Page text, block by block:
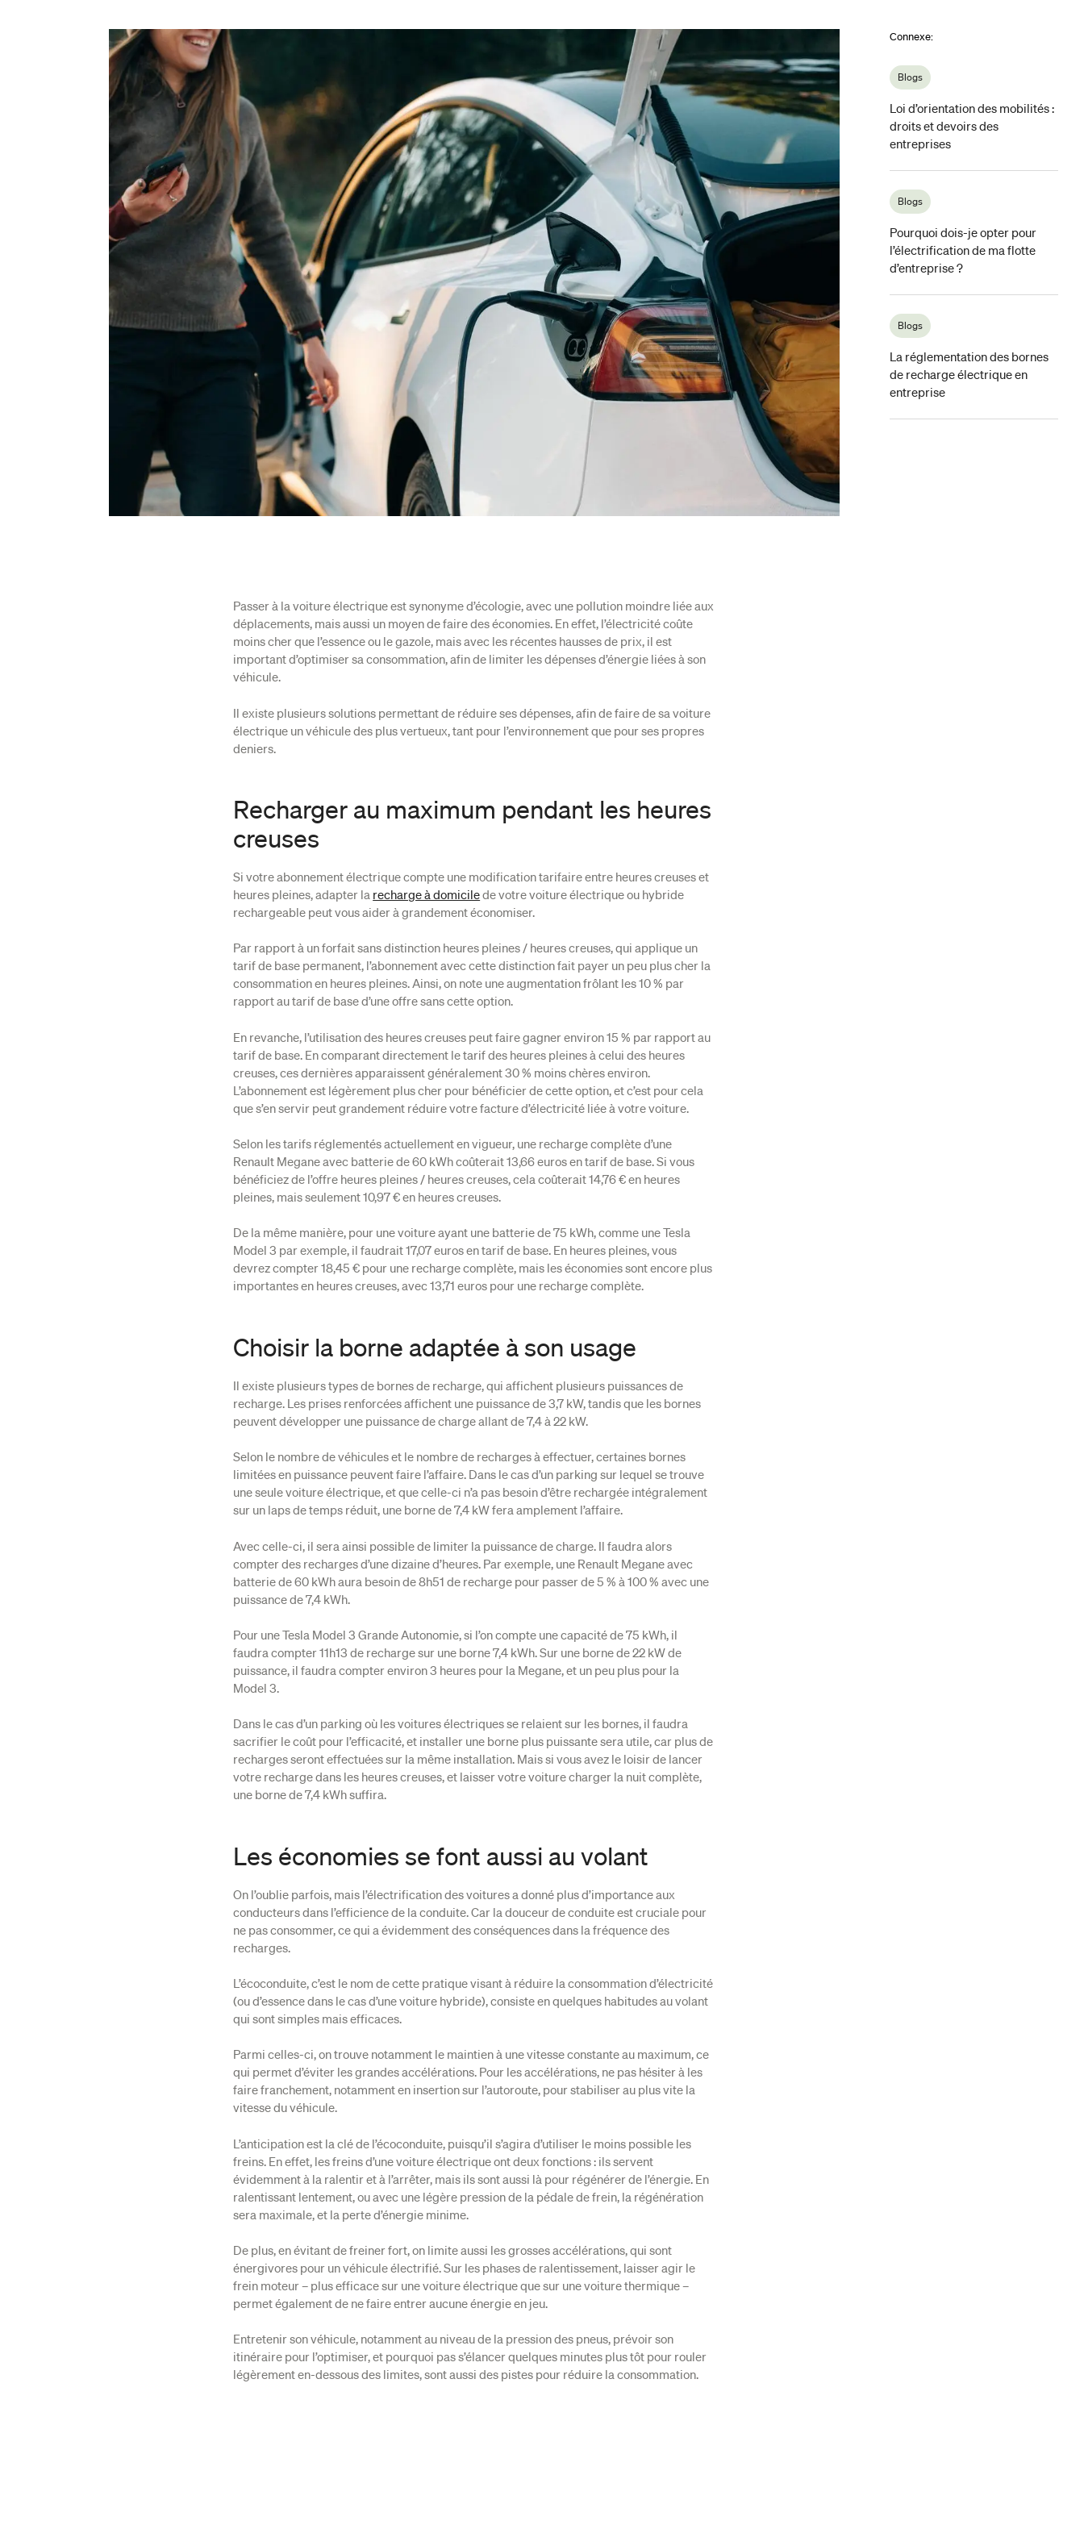
Connexe:
Blogs
Loi d’orientation des mobilités :
droits et devoirs des
entreprises
Blogs
Pourquoi dois-je opter pour
l’électrification de ma flotte
d’entreprise ?
Blogs
La réglementation des bornes
de recharge électrique en
entreprise
Passer à la voiture électrique est synonyme d’écologie, avec une pollution moindre liée aux
déplacements, mais aussi un moyen de faire des économies. En effet, l’électricité coûte
moins cher que l’essence ou le gazole, mais avec les récentes hausses de prix, il est
important d’optimiser sa consommation, afin de limiter les dépenses d’énergie liées à son
véhicule.
Il existe plusieurs solutions permettant de réduire ses dépenses, afin de faire de sa voiture
électrique un véhicule des plus vertueux, tant pour l’environnement que pour ses propres
deniers.
Recharger au maximum pendant les heures
creuses
Si votre abonnement électrique compte une modification tarifaire entre heures creuses et
heures pleines, adapter la recharge à domicilede votre voiture électrique ou hybride
rechargeable peut vous aider à grandement économiser.
Par rapport à un forfait sans distinction heures pleines / heures creuses, qui applique un
tarif de base permanent, l’abonnement avec cette distinction fait payer un peu plus cher la
consommation en heures pleines. Ainsi, on note une augmentation frôlant les 10 % par
rapport au tarif de base d’une offre sans cette option.
En revanche, l’utilisation des heures creuses peut faire gagner environ 15 % par rapport au
tarif de base. En comparant directement le tarif des heures pleines à celui des heures
creuses, ces dernières apparaissent généralement 30 % moins chères environ.
L’abonnement est légèrement plus cher pour bénéficier de cette option, et c’est pour cela
que s’en servir peut grandement réduire votre facture d’électricité liée à votre voiture.
Selon les tarifs réglementés actuellement en vigueur, une recharge complète d’une
Renault Megane avec batterie de 60 kWh coûterait 13,66 euros en tarif de base. Si vous
bénéficiez de l’offre heures pleines / heures creuses, cela coûterait 14,76 € en heures
pleines, mais seulement 10,97 € en heures creuses.
De la même manière, pour une voiture ayant une batterie de 75 kWh, comme une Tesla
Model 3 par exemple, il faudrait 17,07 euros en tarif de base. En heures pleines, vous
devrez compter 18,45 € pour une recharge complète, mais les économies sont encore plus
importantes en heures creuses, avec 13,71 euros pour une recharge complète.
Choisir la borne adaptée à son usage
Il existe plusieurs types de bornes de recharge, qui affichent plusieurs puissances de
recharge. Les prises renforcées affichent une puissance de 3,7 kW, tandis que les bornes
peuvent développer une puissance de charge allant de 7,4 à 22 kW.
Selon le nombre de véhicules et le nombre de recharges à effectuer, certaines bornes
limitées en puissance peuvent faire l’affaire. Dans le cas d’un parking sur lequel se trouve
une seule voiture électrique, et que celle-ci n’a pas besoin d’être rechargée intégralement
sur un laps de temps réduit, une borne de 7,4 kW fera amplement l’affaire.
Avec celle-ci, il sera ainsi possible de limiter la puissance de charge. Il faudra alors
compter des recharges d’une dizaine d’heures. Par exemple, une Renault Megane avec
batterie de 60 kWh aura besoin de 8h51 de recharge pour passer de 5 % à 100 % avec une
puissance de 7,4 kWh.
Pour une Tesla Model 3 Grande Autonomie, si l’on compte une capacité de 75 kWh, il
faudra compter 11h13 de recharge sur une borne 7,4 kWh. Sur une borne de 22 kW de
puissance, il faudra compter environ 3 heures pour la Megane, et un peu plus pour la
Model 3.
Dans le cas d’un parking où les voitures électriques se relaient sur les bornes, il faudra
sacrifier le coût pour l’efficacité, et installer une borne plus puissante sera utile, car plus de
recharges seront effectuées sur la même installation. Mais si vous avez le loisir de lancer
votre recharge dans les heures creuses, et laisser votre voiture charger la nuit complète,
une borne de 7,4 kWh suffira.
Les économies se font aussi au volant
On l’oublie parfois, mais l’électrification des voitures a donné plus d’importance aux
conducteurs dans l’efficience de la conduite. Car la douceur de conduite est cruciale pour
ne pas consommer, ce qui a évidemment des conséquences dans la fréquence des
recharges.
L’écoconduite, c’est le nom de cette pratique visant à réduire la consommation d’électricité
(ou d’essence dans le cas d’une voiture hybride), consiste en quelques habitudes au volant
qui sont simples mais efficaces.
Parmi celles-ci, on trouve notamment le maintien à une vitesse constante au maximum, ce
qui permet d’éviter les grandes accélérations. Pour les accélérations, ne pas hésiter à les
faire franchement, notamment en insertion sur l’autoroute, pour stabiliser au plus vite la
vitesse du véhicule.
L’anticipation est la clé de l’écoconduite, puisqu’il s’agira d’utiliser le moins possible les
freins. En effet, les freins d’une voiture électrique ont deux fonctions : ils servent
évidemment à la ralentir et à l’arrêter, mais ils sont aussi là pour régénérer de l’énergie. En
ralentissant lentement, ou avec une légère pression de la pédale de frein, la régénération
sera maximale, et la perte d’énergie minime.
De plus, en évitant de freiner fort, on limite aussi les grosses accélérations, qui sont
énergivores pour un véhicule électrifié. Sur les phases de ralentissement, laisser agir le
frein moteur – plus efficace sur une voiture électrique que sur une voiture thermique –
permet également de ne faire entrer aucune énergie en jeu.
Entretenir son véhicule, notamment au niveau de la pression des pneus, prévoir son
itinéraire pour l’optimiser, et pourquoi pas s’élancer quelques minutes plus tôt pour rouler
légèrement en-dessous des limites, sont aussi des pistes pour réduire la consommation.